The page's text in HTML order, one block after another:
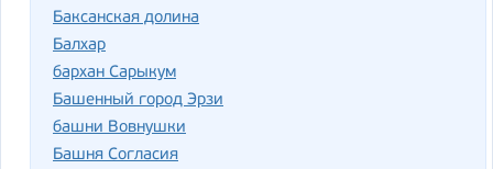
Баксанская долина
Балхар
бархан Сарыкум
Башенный город Эрзи
башни Вовнушки
Башня Согласия